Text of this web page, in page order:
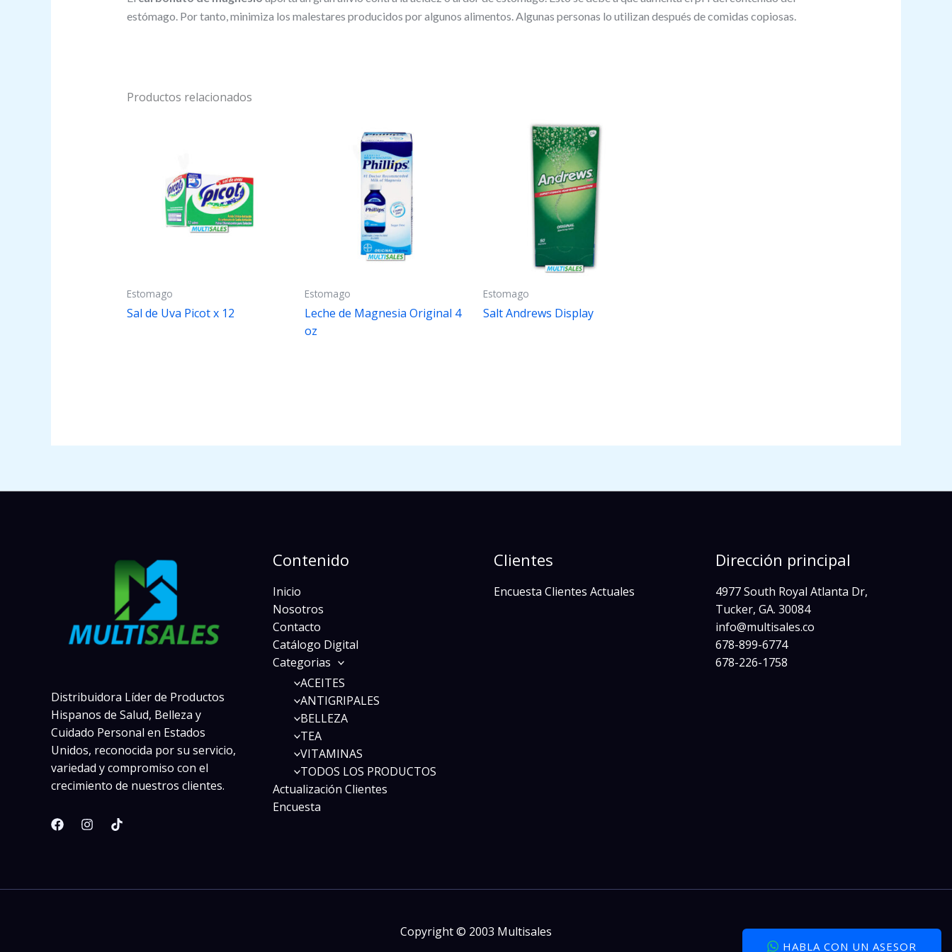
estómago. Por tanto, minimiza los malestares producidos por algunos alimentos. Algunas personas lo utilizan después de comidas copiosas.
Productos relacionados
Estomago
Sal de Uva Picot x 12
Estomago
Leche de Magnesia Original 4
oz
Estomago
Salt Andrews Display
Distribuidora Líder de Productos
Hispanos de Salud, Belleza y
Cuidado Personal en Estados
Unidos, reconocida por su servicio,
variedad y compromiso con el
crecimiento de nuestros clientes.
Contenido
Inicio
Nosotros
Contacto
Catálogo Digital
Categorias
ACEITES
ANTIGRIPALES
BELLEZA
TEA
VITAMINAS
TODOS LOS PRODUCTOS
Actualización Clientes
Encuesta
Clientes
Encuesta Clientes Actuales
Dirección principal
4977 South Royal Atlanta Dr,
Tucker, GA. 30084
info@multisales.co​
678-899-6774
678-226-1758
Copyright © 2003 Multisales
HABLA CON UN ASESOR